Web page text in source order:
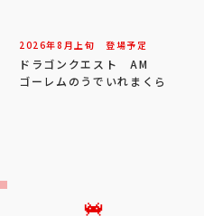
2026年8 月 上旬 登場予定
ドラゴンクエスト AM
ゴーレムのうでいれまくら